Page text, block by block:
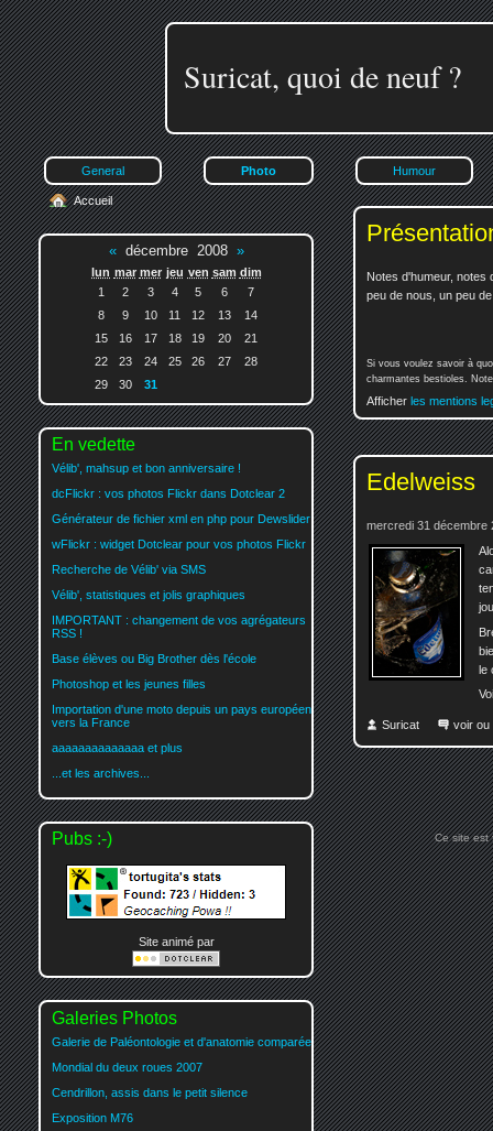
Suricat, quoi de neuf ?
General Photo Humour
Notes d'humeur, notes
peu de nous, un peu
Si vous voulez savoir à
charmantes bestioles.
Afficher les mentions
Edelweiss
mercredi 31 décembre
le
Suricat voir ou
Accueil
«décembre 2008 »
lun mar mer jeu ven sam dim
1
2 3 4 5 6
7
8
9 10 11 12 13
14
15
16 17 18 19 20
21
22
23 24 25 26 27
28
29
30 31
En vedette
Vélib', mahsup et bon anniversaire !
dcFlickr : vos photos Flickr dans Dotclear 2
Générateur de fichier xml en php pour Dewslider
wFlickr : widget Dotclear pour vos photos Flickr
Recherche de Vélib' via SMS
Vélib', statistiques et jolis graphiques
IMPORTANT : changement de vos agrégateurs
RSS !
Base élèves ou Big Brother dès l'école
Photoshop et les jeunes filles
Importation d'une moto depuis un pays européen
vers la France
aaaaaaaaaaaaaa et plus
...et les archives...
Pubs :-)
Site animé par
Galeries Photos
Galerie de Paléontologie et d'anatomie comparée
Mondial du deux roues 2007
Cendrillon, assis dans le petit silence
Exposition M76
Ce site est